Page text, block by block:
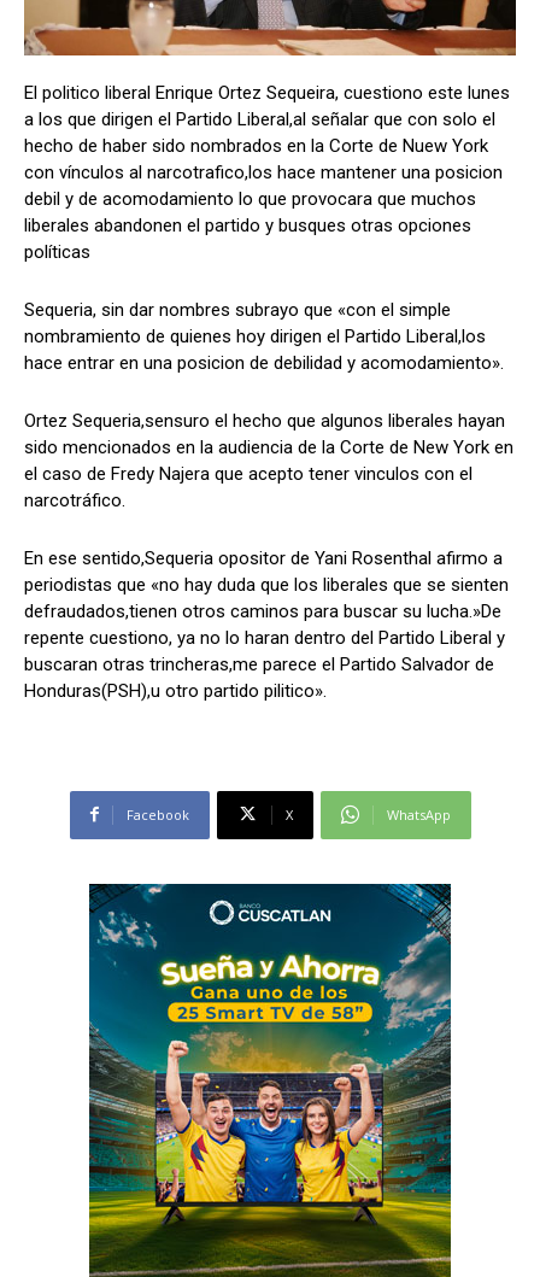
Comparta
WhatsApp
Síganos
Comparta
WhatsApp
Síganos
El politico liberal Enrique Ortez Sequeira, cuestiono este lunes
a los que dirigen el Partido Liberal,al señalar que con solo el
hecho de haber sido nombrados en la Corte de Nuew York
con vínculos al narcotrafico,los hace mantener una posicion
debil y de acomodamiento lo que provocara que muchos
liberales abandonen el partido y busques otras opciones
políticas
Sequeria, sin dar nombres subrayo que «con el simple
nombramiento de quienes hoy dirigen el Partido Liberal,los
hace entrar en una posicion de debilidad y acomodamiento».
Ortez Sequeria,sensuro el hecho que algunos liberales hayan
sido mencionados en la audiencia de la Corte de New York en
el caso de Fredy Najera que acepto tener vinculos con el
narcotráfico.
En ese sentido,Sequeria opositor de Yani Rosenthal afirmo a
periodistas que «no hay duda que los liberales que se sienten
defraudados,tienen otros caminos para buscar su lucha.»De
repente cuestiono, ya no lo haran dentro del Partido Liberal y
buscaran otras trincheras,me parece el Partido Salvador de
Honduras(PSH),u otro partido pilitico».
Facebook X WhatsApp